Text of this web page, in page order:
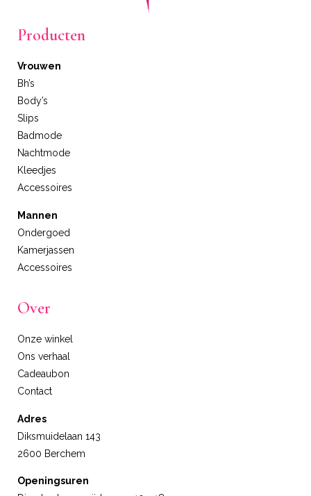
Producten
Vrouwen
Bh’s
Body’s
Slips
Badmode
Nachtmode
Kleedjes
Accessoires
Mannen
Ondergoed
Kamerjassen
Accessoires
Over
Onze winkel
Ons verhaal
Cadeaubon
Contact
Adres
Diksmuidelaan 143
2600 Berchem
Openingsuren